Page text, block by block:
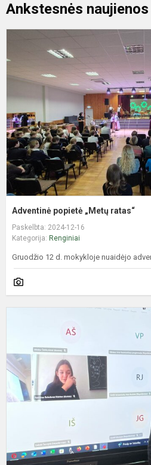
Ankstesnės naujienos
Adventinė popietė „Metų ratas“
Paskelbta: 2024-12-16
Kategorija: Renginiai
Gruodžio 12 d. mokykloje nuaidėjo